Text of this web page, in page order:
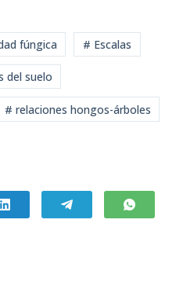
fúngica # Escalas
del suelo
# relaciones hongos-árboles